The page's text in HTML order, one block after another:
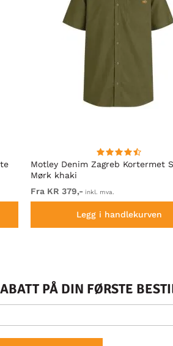
Motley Denim Zagreb Kortermet
Mørk khaki
Fra KR 379,- inkl. mva.
Legg i handlekurven
PÅ DIN FØRSTE